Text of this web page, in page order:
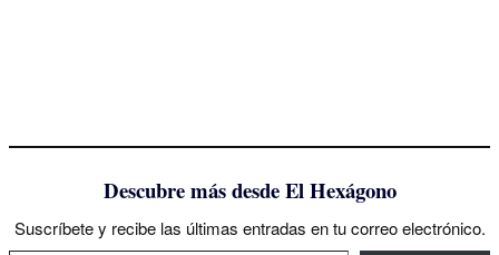
Descubre más desde El Hexágono
Suscríbete y recibe las últimas entradas en tu correo electrónico.
Escribe tu correo electrónico…